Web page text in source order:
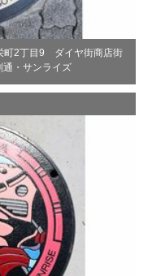
町2丁目9 ダイヤ街商店街
通・サンライズ